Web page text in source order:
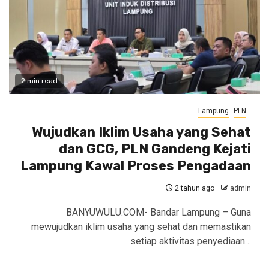
2 min read
Lampung PLN
Wujudkan Iklim Usaha yang Sehat
dan GCG, PLN Gandeng Kejati
Lampung Kawal Proses Pengadaan
2 tahun ago admin
BANYUWULU.COM- Bandar Lampung – Guna
mewujudkan iklim usaha yang sehat dan memastikan
setiap aktivitas penyediaan…